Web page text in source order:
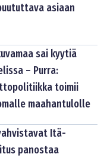
asiaan
sai kyytiä
– Purra:
toimii
maahantulolle
Itä-
panostaa